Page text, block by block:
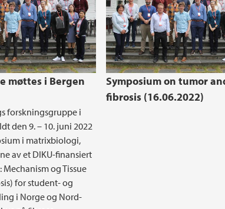
møttes i Bergen
forskningsgruppe i
den 9. – 10. juni 2022
i matrixbiologi,
av et DIKU-finansiert
Mechanism og Tissue
for student- og
i Norge og Nord-
Symposium on tumor
fibrosis (16.06.2022)